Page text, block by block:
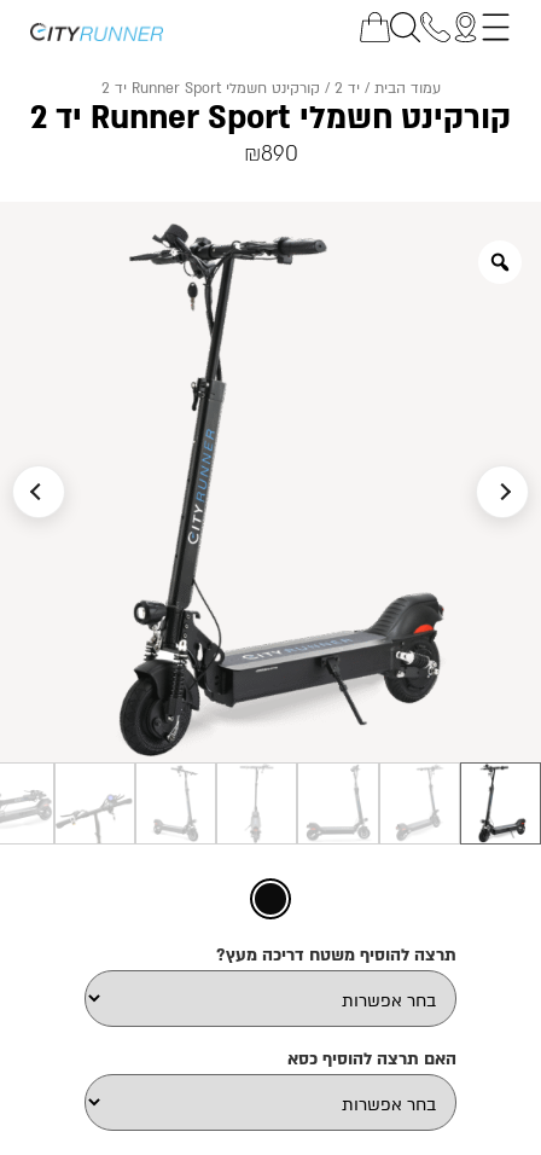
עמוד הבית / יד 2 / קורקינט חשמלי Runner Sport יד 2
קורקינט חשמלי Runner Sport יד 2
₪890
תרצה להוסיף משטח דריכה מעץ?
האם תרצה להוסיף כסא